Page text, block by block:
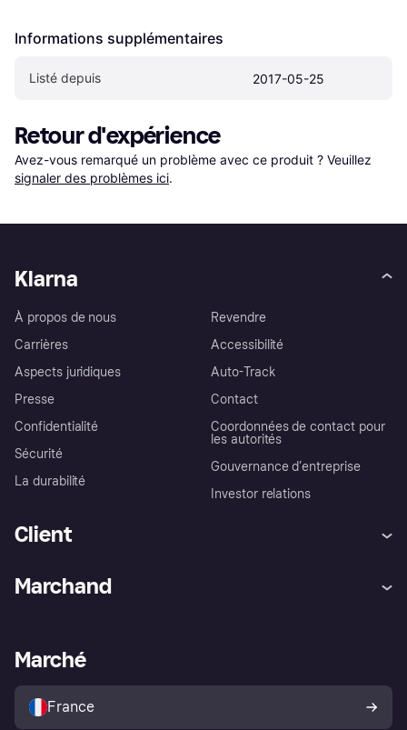
Informations supplémentaires
Listé depuis 2017-05-25
Retour d'expérience
Avez-vous remarqué un problème avec ce produit ? Veuillez
signaler des problèmes ici.
Klarna
À propos de nous
Carrières
Aspects juridiques
Presse
Confidentialité
Sécurité
La durabilité
Revendre
Accessibilité
Auto-Track
Contact
Coordonnées de contact pour
les autorités
Gouvernance d’entreprise
Investor relations
Client
Explorez les magasins
Politique de protection de
l’acheteur Klarna
Marchand
Portail Marchand
Marché
France